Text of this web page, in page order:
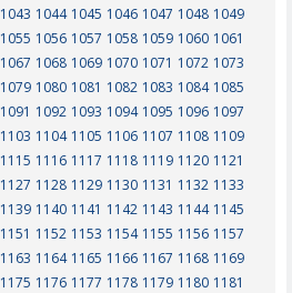
1043 1044 1045 1046 1047 1048 1049
1055 1056 1057 1058 1059 1060 1061
1067 1068 1069 1070 1071 1072 1073
1079 1080 1081 1082 1083 1084 1085
1091 1092 1093 1094 1095 1096 1097
1103 1104 1105 1106 1107 1108 1109
1115 1116 1117 1118 1119 1120 1121
1127 1128 1129 1130 1131 1132 1133
1139 1140 1141 1142 1143 1144 1145
1151 1152 1153 1154 1155 1156 1157
1163 1164 1165 1166 1167 1168 1169
1175 1176 1177 1178 1179 1180 1181